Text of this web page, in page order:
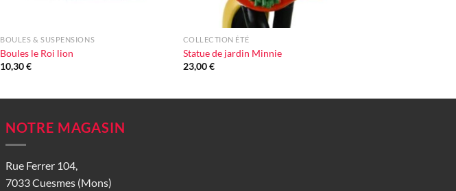
BOULES & SUSPENSIONS
Boules le Roi lion
10,30€
COLLECTION ÉTÉ
Statue de jardin Minnie
23,00€
NOTRE MAGASIN
Rue Ferrer 104,
7033 Cuesmes (Mons)